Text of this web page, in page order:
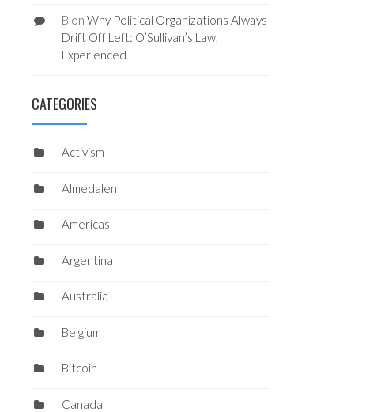
B on Why Political Organizations Always
Drift Off Left: O’Sullivan’s Law,
Experienced
CATEGORIES
Activism
Almedalen
Americas
Argentina
Australia
Belgium
Bitcoin
Canada